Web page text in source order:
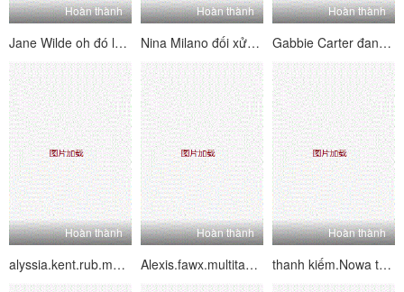
Hoàn thành
Jane Wilde oh đó là loại massage đó
Hoàn thành
Nina Milano đối xử với vợ tôi ngay
Hoàn thành
Gabbie Carter đang tìm cách để lỏng lẻo
Hoàn thành
alyssia.kent.rub.me.the.right.way.
Hoàn thành
Alexis.fawx.multitasking.massage.
Hoàn thành
thanh kiếm.Nowa t.Wt.âm thanh.Ở rWedz G.Y.